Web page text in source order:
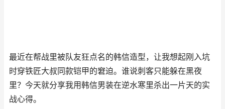
最近在帮战里被队友狂点名的韩信造型，让我想起刚入坑
时穿铁匠大叔同款铠甲的窘迫。谁说刺客只能躲在黑夜
里？今天就分享我用韩信男装在逆水寒里杀出一片天的实
战心得。